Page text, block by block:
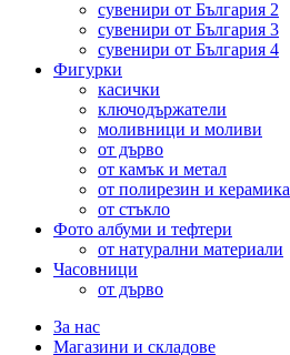
сувенири от България 2
сувенири от България 3
сувенири от България 4
Фигурки
касички
ключодържатели
моливници и моливи
от дърво
от камък и метал
от полирезин и керамика
от стъкло
Фото албуми и тефтери
от натурални материали
Часовници
от дърво
За нас
Магазини и складове